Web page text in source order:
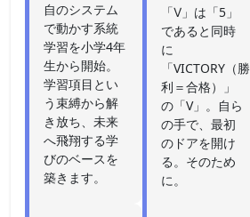
自のシステム
で動かす系統
学習を小学4年
生から開始。
学習項目とい
う束縛から解
き放ち、未来
へ飛翔する学
びのベースを
築きます。
「Ⅴ」は「5」
であると同時
に
「VICTORY（勝
利＝合格）」
の「V」。自ら
の手で、最初
のドアを開け
る。そのため
に。